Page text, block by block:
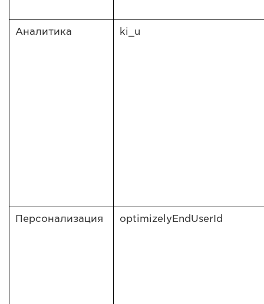
Аналитика ki_u
Персонализация optimizelyEndUserId